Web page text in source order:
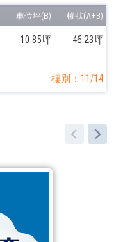
10.85坪 46.23坪
樓別：11/14